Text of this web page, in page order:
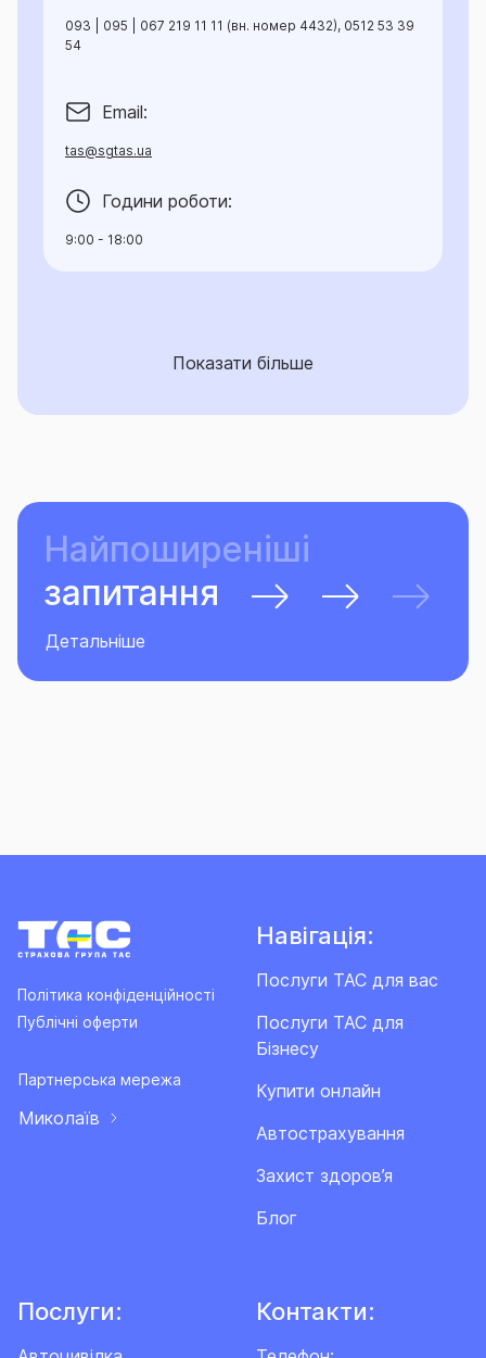
093 | 095 | 067 219 11 11 (вн. номер 4432), 0512 53 39
54
Email:
tas@sgtas.ua
Години роботи:
9:00 - 18:00
Показати більше
Найпоширеніші
запитання
Детальніше
Політика конфіденційності
Публічні оферти
Партнерська мережа
Миколаїв
Навігація:
Послуги ТАС для вас
Послуги ТАС для
Бізнесу
Купити онлайн
Автострахування
Захист здоров’я
Блог
Послуги: Контакти: